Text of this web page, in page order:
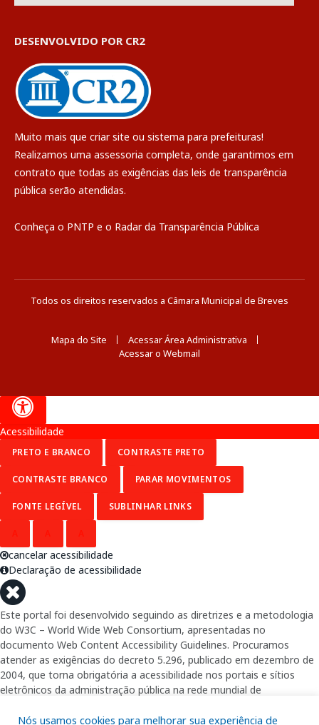
DESENVOLVIDO POR CR2
Muito mais que criar site ou sistema para prefeituras!
Realizamos uma assessoria completa, onde garantimos em
contrato que todas as exigências das leis de transparência
pública serão atendidas.
Conheça o PNTP e o Radar da Transparência Pública
Todos os direitos reservados a Câmara Municipal de Breves
Mapa do Site
Acessar Área Administrativa
Acessar o Webmail
Nós usamos cookies para melhorar sua experiência de
Acessibilidade
PRETO E BRANCO CONTRASTE PRETO
CONTRASTE BRANCO PARAR MOVIMENTOS
FONTE LEGÍVEL SUBLINHAR LINKS
cancelar acessibilidade
Declaração de acessibilidade
Este portal foi desenvolvido seguindo as diretrizes e a metodologia
do W3C – World Wide Web Consortium, apresentadas no
documento Web Content Accessibility Guidelines. Procuramos
atender as exigências do decreto 5.296, publicado em dezembro de
2004, que torna obrigatória a acessibilidade nos portais e sítios
eletrônicos da administração pública na rede mundial de
garantindo-lhes o pleno acesso aos conteúdos disponíveis.